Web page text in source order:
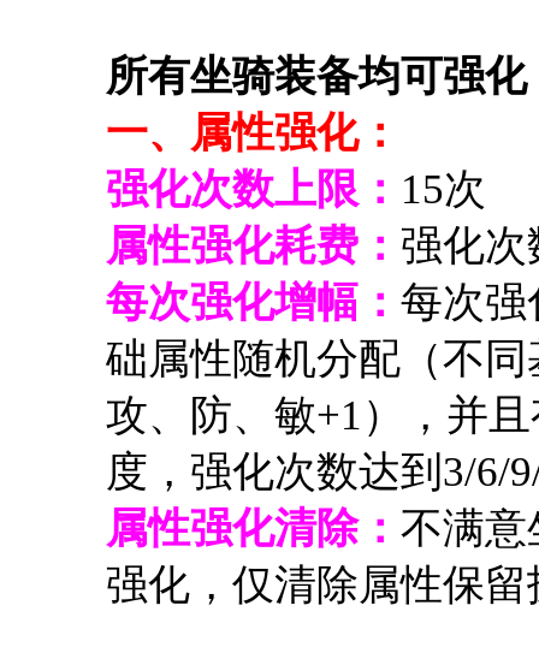
所有坐骑装备均可强
一、属性强化：
强化次数上限： 15次
属性强化耗费： 强化次
每次强化增幅： 每次强
础属性随机分配（不
攻、防、敏+1），并
度，强化次数达到3/6/
属性强化清除： 不满意
强化，仅清除属性保留